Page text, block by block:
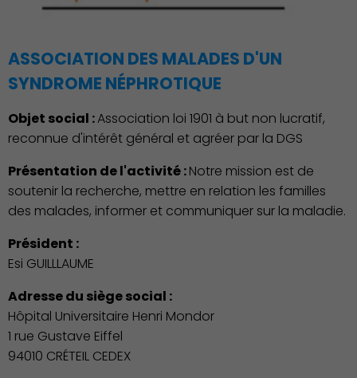
ASSOCIATION DES MALADES D'UN
SYNDROME NÉPHROTIQUE
Objet social :Association loi 1901 à but non lucratif,
reconnue d'intérêt général et agréer par la DGS
Présentation de l'activité :Notre mission est de
soutenir la recherche, mettre en relation les familles
des malades, informer et communiquer sur la maladie.
Président :
Esi GUILLLAUME
Adresse du siège social :
Hôpital Universitaire Henri Mondor
1 rue Gustave Eiffel
94010 CRÉTEIL CEDEX